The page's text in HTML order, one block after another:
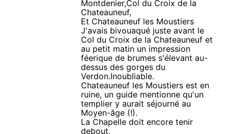
Montdenier,Col du Croix de la
Chateauneuf,
Et Chateauneuf les Moustiers
J'avais bivouaqué juste avant le
Col du Croix de la Chateauneuf et
au petit matin un impression
féerique de brumes s'élevant au-
dessus des gorges du
Verdon.Inoubliable.
Chateauneuf les Moustiers est en
ruine, un guide mentionne qu'un
templier y aurait séjourné au
Moyen-âge (!).
La Chapelle doit encore tenir
debout.